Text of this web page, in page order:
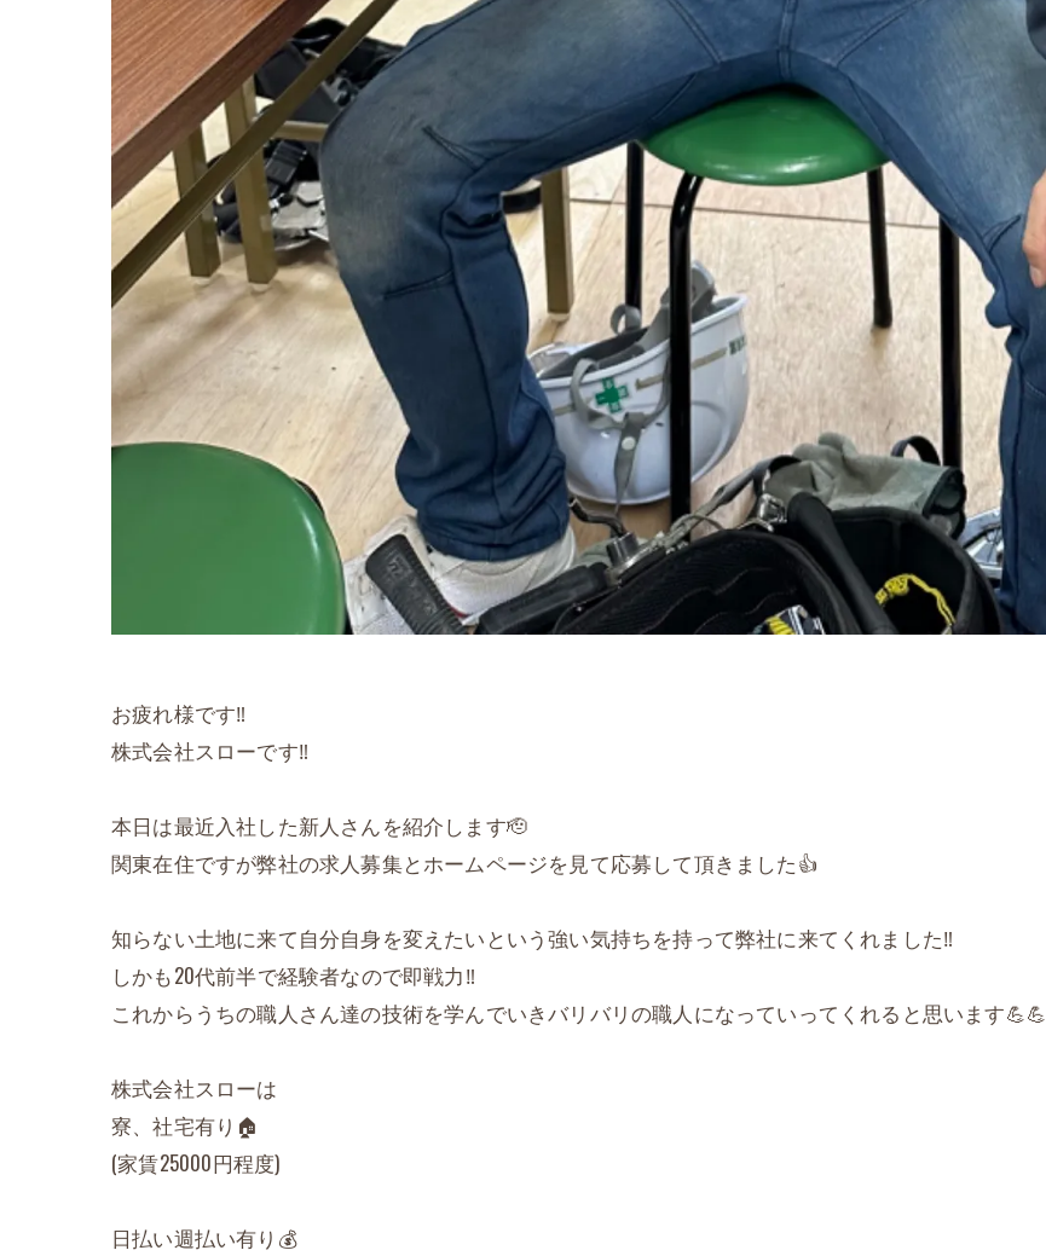
お疲れ様です‼️
株式会社スローです‼️
本日は最近入社した新人さんを紹介します🫡
関東在住ですが弊社の求人募集とホームページを見て応募して頂きました👍
知らない土地に来て自分自身を変えたいという強い気持ちを持って弊社に来てくれました‼️
しかも20代前半で経験者なので即戦力‼️
これからうちの職人さん達の技術を学んでいきバリバリの職人になっていってくれると思います💪💪
株式会社スローは
寮、社宅有り🏠
(家賃25000円程度)
日払い週払い有り💰